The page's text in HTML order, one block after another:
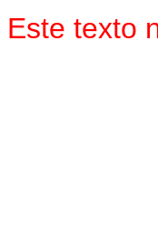
Este texto